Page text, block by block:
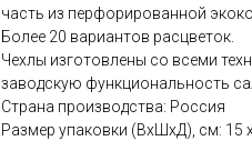
часть из перфорированной
Более 20 вариантов расцветок.
Чехлы изготовлены со всеми
заводскую функциональность
Страна производства: Россия
Размер упаковки (ВхШхД), см: 15 x